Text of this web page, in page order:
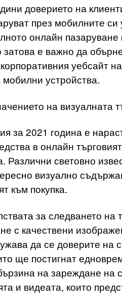
доверието на
през мобилните
онлайн
е важно да
уебсайт
устройства.
на визуалната
за 2021 година е
в онлайн
Различни световно
визуално
към покупка.
за следването
с качествени
да се доверите на
ще постигнат
на зареждане на
и видеата, които